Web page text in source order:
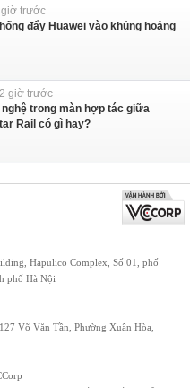
trước
đẩy Huawei vào khủng hoảng
giờ trước
trong màn hợp tác giữa
Rail có gì hay?
Hapulico Complex, Số 01, phố
phố Hà Nội
Võ Văn Tần, Phường Xuân Hòa,